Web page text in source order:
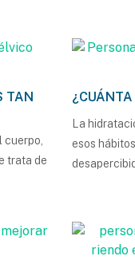
TAN
cuerpo,
trata de
La
esos